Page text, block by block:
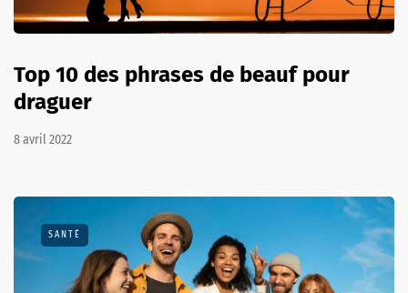
Top 10 des phrases de beauf pour
draguer
8 avril 2022
SANTÉ